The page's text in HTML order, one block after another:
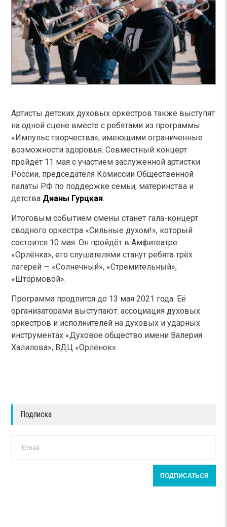
Артисты детских духовых оркестров также выступят
на одной сцене вместе с ребятами из программы
«Импульс творчества», имеющими ограниченные
возможности здоровья. Совместный концерт
пройдёт 11 мая с участием заслуженной артистки
России, председателя Комиссии Общественной
палаты РФ по поддержке семьи, материнства и
детства Дианы Гурцкая.
Итоговым событием смены станет гала-концерт
сводного оркестра «Сильные духом!», который
состоится 10 мая. Он пройдёт в Амфитеатре
«Орлёнка», его слушателями станут ребята трёх
лагерей — «Солнечный», «Стремительный»,
«Штормовой».
Программа продлится до 13 мая 2021 года. Её
организаторами выступают: ассоциация духовых
оркестров и исполнителей на духовых и ударных
инструментах «Духовое общество имени Валерия
Халилова», ВДЦ «Орлёнок».
Подписка